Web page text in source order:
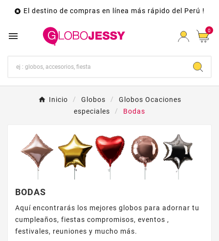
 El destino de compras en línea más rápido del Perú !
 0
Inicio Globos
Globos Ocaciones
especiales
Bodas
BODAS
Aquí encontrarás los mejores globos para adornar tu
cumpleaños, fiestas compromisos, eventos ,
festivales, reuniones y mucho más.